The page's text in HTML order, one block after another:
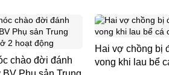
chào đời đánh
Hai vợ chồng bị
vong khi lau bể